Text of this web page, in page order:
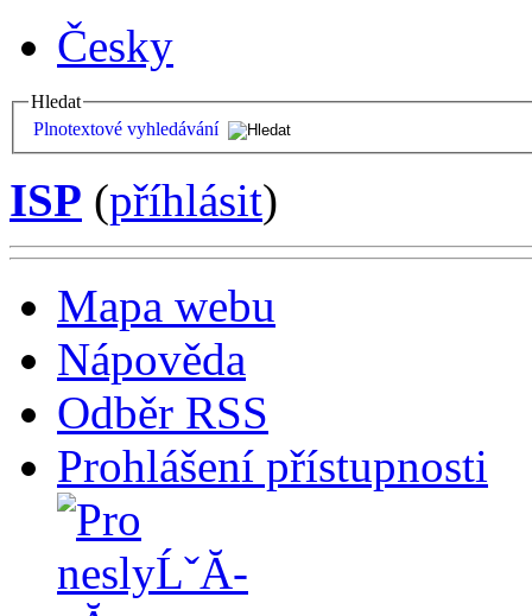
Česky
Hledat
Plnotextové vyhledávání
ISP (příhlásit)
Mapa webu
Nápověda
Odběr RSS
Prohlášení přístupnosti